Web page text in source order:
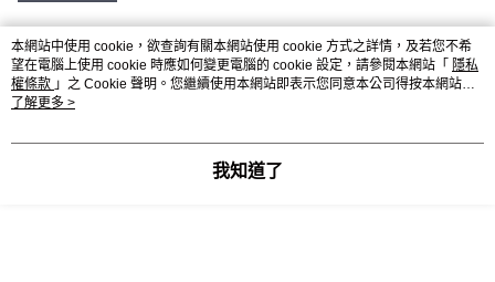
熱門標籤
本網站中使用 cookie，欲查詢有關本網站使用 cookie 方式之詳情，及若您不希
望在電腦上使用 cookie 時應如何變更電腦的 cookie 設定，請參閱本網站「 隱私
權條款 」之 Cookie 聲明。您繼續使用本網站即表示您同意本公司得按本網站使
用條款之 Cookie 聲明使用 cookie。
了解更多 >
我知道了